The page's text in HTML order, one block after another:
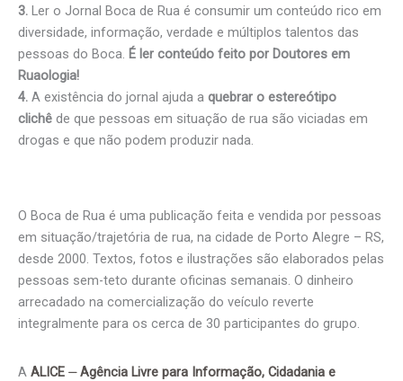
3. Ler o Jornal Boca de Rua é consumir um conteúdo rico em
diversidade, informação, verdade e múltiplos talentos das
pessoas do Boca. É ler conteúdo feito por Doutores em
Ruaologia!
4. A existência do jornal ajuda a quebrar o estereótipo
clichê de que pessoas em situação de rua são viciadas em
drogas e que não podem produzir nada.
O Boca de Rua é uma publicação feita e vendida por pessoas
em situação/trajetória de rua, na cidade de Porto Alegre – RS,
desde 2000. Textos, fotos e ilustrações são elaborados pelas
pessoas sem-teto durante oficinas semanais. O dinheiro
arrecadado na comercialização do veículo reverte
integralmente para os cerca de 30 participantes do grupo.
A ALICE ⏤ Agência Livre para Informação, Cidadania e